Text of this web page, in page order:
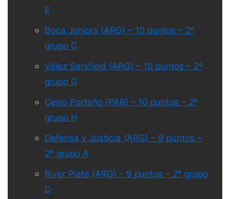
E
Boca Juniors (ARG) – 10 puntos – 2º
grupo C
Vélez Sarsfield (ARG) – 10 puntos – 2º
grupo G
Cerro Porteño (PAR) – 10 puntos – 2º
grupo H
Defensa y Justicia (ARG) – 9 puntos –
2º grupo A
River Plate (ARG) – 9 puntos – 2º grupo
D